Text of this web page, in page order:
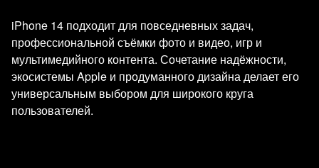
iPhone 14 подходит для повседневных задач,
профессиональной съёмки фото и видео, игр и
мультимедийного контента. Сочетание надёжности,
экосистемы Apple и продуманного дизайна делает его
универсальным выбором для широкого круга
пользователей.